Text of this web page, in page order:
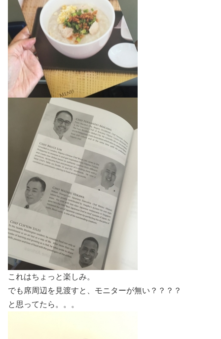
これはちょっと楽しみ。
でも席周辺を見渡すと、モニターが無い？？？？
と思ってたら。。。